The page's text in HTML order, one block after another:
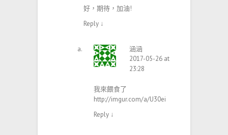
好，期待，加油!
Reply ↓
涵涵
2017-05-26 at
23:28
我來餵食了
http://imgur.com/a/U30ei
Reply ↓